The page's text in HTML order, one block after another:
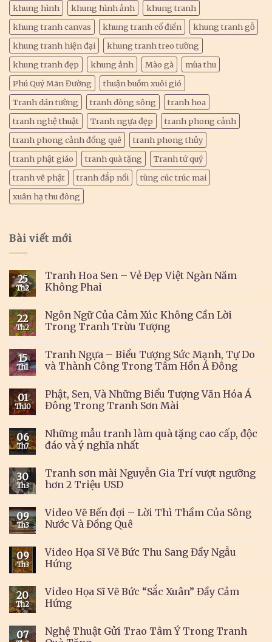
khung hình
khung hình ảnh
khung tranh
khung tranh canvas
khung tranh cổ điển
khung tranh gỗ
khung tranh hiện đại
khung tranh treo tường
khung tranh đẹp
khung ảnh Mào gà
mùa thu
Phú Quý Mãn Đường
thuận buồm xuôi gió
Tranh dán tường
tranh dòng sông
tranh hoa
tranh nghệ thuật
Tranh ngựa đẹp
tranh phong cảnh
tranh phong cảnh đồng quê
tranh phong thủy
tranh phật giáo
tranh quà tặng
Tranh tứ quý
tranh vẽ phật
tranh đắp nổi
tùng cúc trúc mai
xuân hạ thu đông
Bài viết mới
25
Th2
Tranh Hoa Sen – Vẻ Đẹp Việt Ngàn Năm
Không Phai
22
Th2
Ngôn Ngữ Của Cảm Xúc Không Cần Lời
Trong Tranh Trừu Tượng
15
Th1
Tranh Ngựa – Biểu Tượng Sức Mạnh, Tự Do
và Thành Công Trong Tâm Hồn Á Đông
01
Th10
Phật, Sen, Và Những Biểu Tượng Văn Hóa Á
Đông Trong Tranh Sơn Mài
06
Th7
Những mẫu tranh làm quà tặng cao cấp, độc
đáo và ý nghĩa nhất
30
Th3
Tranh sơn mài Nguyễn Gia Trí vượt ngưỡng
hơn 2 Triệu USD
09
Th3
Video Vẽ Bến đợi – Lời Thì Thầm Của Sông
Nước Và Đồng Quê
09
Th3
Video Họa Sĩ Vẽ Bức Thu Sang Đầy Ngẫu
Hứng
20
Th2
Video Họa Sĩ Vẽ Bức “Sắc Xuân” Đầy Cảm
Hứng
07
Nghệ Thuật Gửi Trao Tâm Ý Trong Tranh